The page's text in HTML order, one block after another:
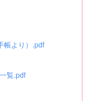
帳より）.pdf
覧.pdf